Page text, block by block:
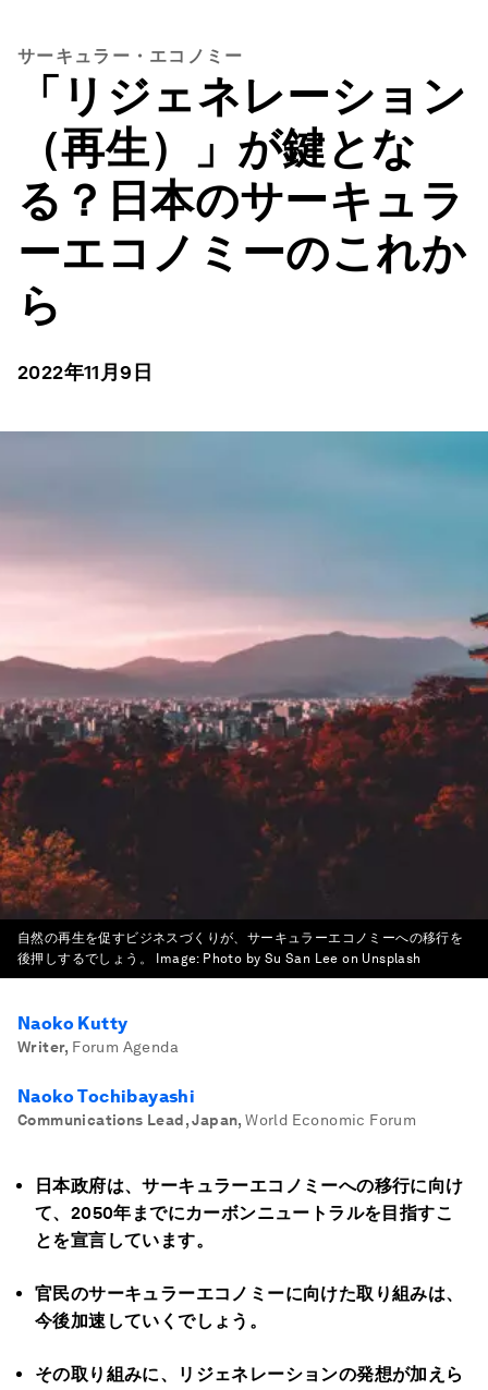
サーキュラー・エコノミー
「リジェネレーション
（再生）」が鍵とな
る？日本のサーキュラ
ーエコノミーのこれか
ら
2022年11月9日
自然の再生を促すビジネスづくりが、サーキュラーエコノミーへの移行を
後押しするでしょう。
Image: Photo by Su San Lee on Unsplash
Naoko Kutty
Writer, Forum Agenda
Naoko Tochibayashi
Communications Lead, Japan, World Economic Forum
日本政府は、サーキュラーエコノミーへの移行に向け
て、2050年までにカーボンニュートラルを目指すこ
とを宣言しています。
官民のサーキュラーエコノミーに向けた取り組みは、
今後加速していくでしょう。
その取り組みに、リジェネレーションの発想が加えら